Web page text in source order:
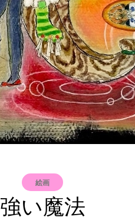
絵画
強い魔法